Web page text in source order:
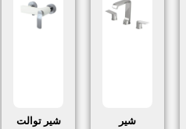
شیر
شیر توالت